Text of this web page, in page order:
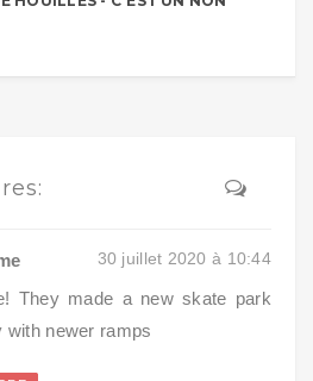
30 juillet 2020 à 10:44
They made a new skate park
with newer ramps